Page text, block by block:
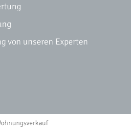
von unseren Experten